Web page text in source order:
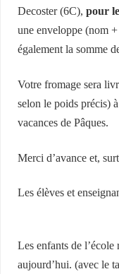
Decoster (6C),pour
une enveloppe (nom
également la somme
Votre fromage sera
selon le poids précis)
vacances de Pâques.
Merci d’avance et,
Les élèves et
Les enfants de
aujourd’hui. (avec le